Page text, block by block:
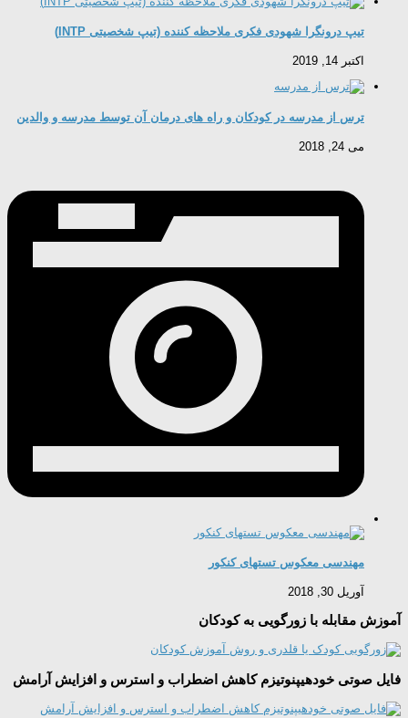
تیپ درونگرا شهودی فکری ملاحظه کننده (تیپ شخصیتی INTP)
اکتبر 14, 2019
ترس از مدرسه در کودکان و راه های درمان آن توسط مدرسه و والدین
می 24, 2018
مهندسی معکوس تستهای کنکور
آوریل 30, 2018
آموزش مقابله با زورگویی به کودکان
فایل صوتی خودهیپنوتیزم کاهش اضطراب و استرس و افزایش آرامش